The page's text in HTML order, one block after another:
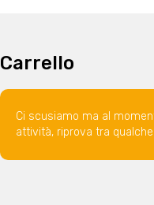
Carrello
Ci scusiamo ma al
attività, riprova tra